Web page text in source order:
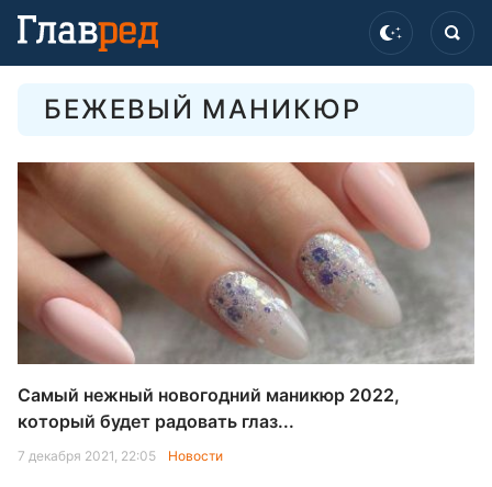
БЕЖЕВЫЙ МАНИКЮР
Самый нежный новогодний маникюр 2022,
который будет радовать глаз...
7 декабря 2021, 22:05 Новости